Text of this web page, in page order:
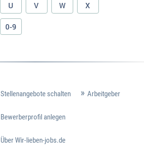
U V W X
0-9
Stellenangebote schalten Arbeitgeber
Bewerberprofil anlegen
Über Wir-lieben-jobs.de